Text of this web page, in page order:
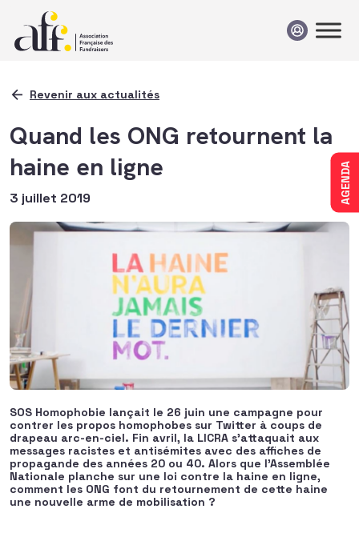
AGENDA
Revenir aux actualités
Quand les ONG retournent la
haine en ligne
3 juillet 2019
SOS Homophobie lançait le 26 juin une campagne pour
contrer les propos homophobes sur Twitter à coups de
drapeau arc-en-ciel. Fin avril, la LICRA s’attaquait aux
messages racistes et antisémites avec des affiches de
propagande des années 20 ou 40. Alors que l’Assemblée
Nationale planche sur une loi contre la haine en ligne,
comment les ONG font du retournement de cette haine
une nouvelle arme de mobilisation ?